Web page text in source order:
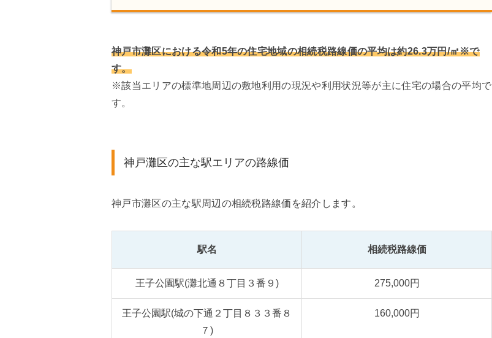
神戸市灘区における令和5年の住宅地域の相続税路線価の平均は約26.3万円/㎡※で
す。
※該当エリアの標準地周辺の敷地利用の現況や利用状況等が主に住宅の場合の平均で
す。
神戸灘区の主な駅エリアの路線価
神戸市灘区の主な駅周辺の相続税路線価を紹介します。
駅名 相続税路線価
王子公園駅(灘北通８丁目３番９) 275,000円
王子公園駅(城の下通２丁目８３３番８
７)
160,000円